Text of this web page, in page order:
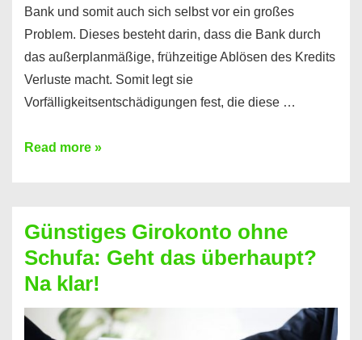
Bank und somit auch sich selbst vor ein großes
Problem. Dieses besteht darin, dass die Bank durch
das außerplanmäßige, frühzeitige Ablösen des Kredits
Verluste macht. Somit legt sie
Vorfälligkeitsentschädigungen fest, die diese …
Kredit
dabei
profitieren
–
So
funktioniert’s
Read more »
Günstiges Girokonto ohne
Schufa: Geht das überhaupt?
Na klar!